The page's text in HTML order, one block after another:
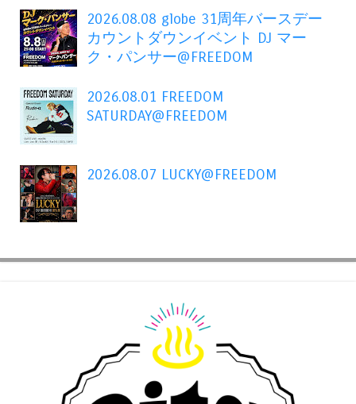
2026.08.08 globe 31周年バースデー
カウントダウンイベント DJ マー
ク・パンサー@FREEDOM
2026.08.01 FREEDOM
SATURDAY@FREEDOM
2026.08.07 LUCKY@FREEDOM